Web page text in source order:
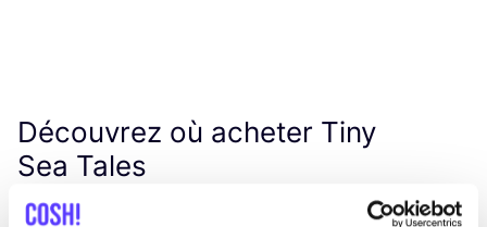
Découvrez où acheter Tiny
Sea Tales